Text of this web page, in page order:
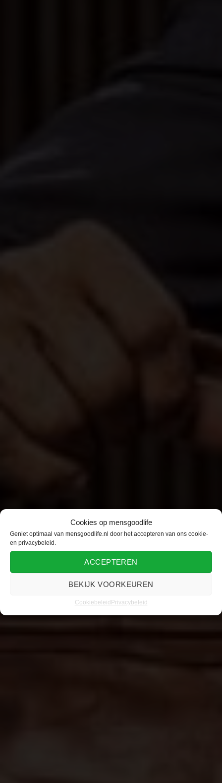
Cookies op mensgoodlife
Geniet optimaal van mensgoodlife.nl door het accepteren van ons cookie-
en privacybeleid.
ACCEPTEREN
BEKIJK VOORKEUREN
Cookiebeleid Privacybeleid
mensgoodlife · Tas · 24 april 2019 · · 2 min lezen